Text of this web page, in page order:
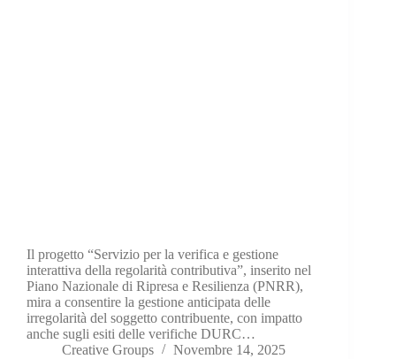
Il progetto “Servizio per la verifica e gestione
interattiva della regolarità contributiva”, inserito nel
Piano Nazionale di Ripresa e Resilienza (PNRR),
mira a consentire la gestione anticipata delle
irregolarità del soggetto contribuente, con impatto
anche sugli esiti delle verifiche DURC…
Creative Groups
Novembre 14, 2025